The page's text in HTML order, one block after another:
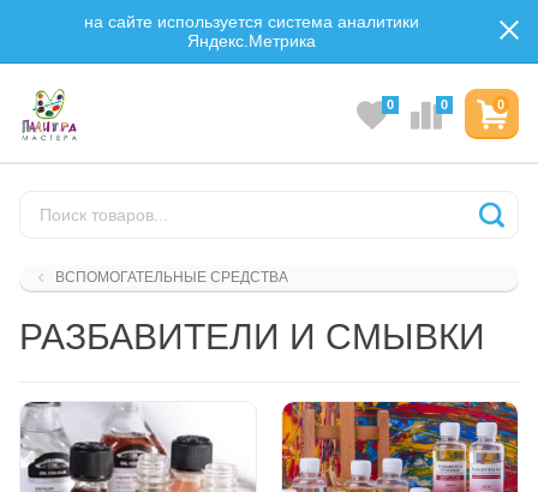
на сайте используется система аналитики
Яндекс.Метрика
0
0 0
ВСПОМОГАТЕЛЬНЫЕ СРЕДСТВА
РАЗБАВИТЕЛИ И СМЫВКИ